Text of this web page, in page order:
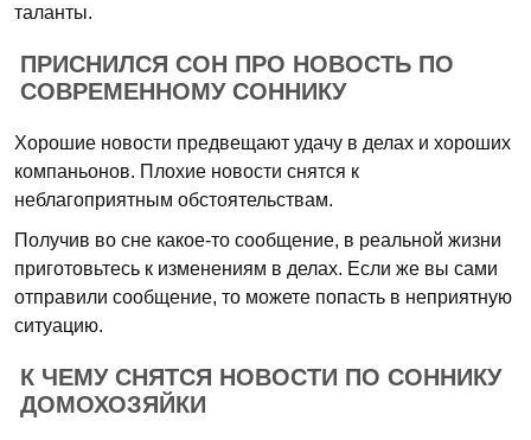
таланты.
ПРИСНИЛСЯ СОН ПРО НОВОСТЬ ПО
СОВРЕМЕННОМУ СОННИКУ
Хорошие новости предвещают удачу в делах и хороших
компаньонов. Плохие новости снятся к
неблагоприятным обстоятельствам.
Получив во сне какое-то сообщение, в реальной жизни
приготовьтесь к изменениям в делах. Если же вы сами
отправили сообщение, то можете попасть в неприятную
ситуацию.
К ЧЕМУ СНЯТСЯ НОВОСТИ ПО СОННИКУ
ДОМОХОЗЯЙКИ